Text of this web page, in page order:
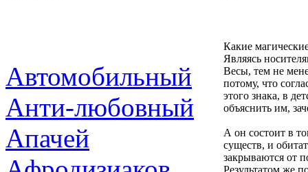
Автомобильный
Анти-любовный
Апачей
Какие
Являясь
Весы, тем не
потому, что
этого знака, в
объяснить им,
А он состоит в
существ, и
закрываются от
Результатом же